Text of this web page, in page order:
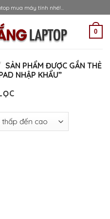
mua máy tính nhé!...
0
SẢN PHẨM ĐƯỢC GẮN THẺ
NHẬP KHẨU”